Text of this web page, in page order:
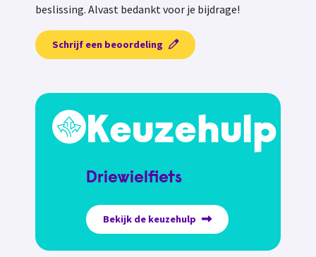
beslissing. Alvast bedankt voor je bijdrage!
Schrijf een beoordeling
Keuzehulp
Driewielfiets
Bekijk de keuzehulp